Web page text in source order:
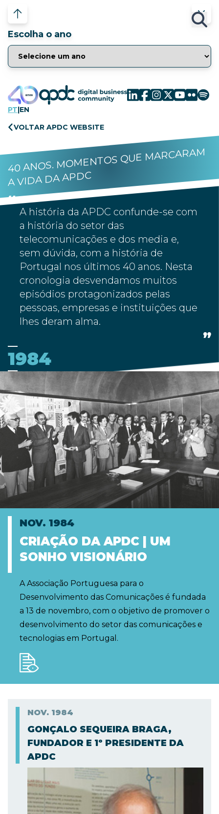
Escolha o ano
PT|EN
VOLTAR APDC WEBSITE
40 ANOS. MOMENTOS QUE MARCARAM
A VIDA DA APDC
A história da APDC confunde-se com
a história do setor das
telecomunicações e dos media e,
sem dúvida, com a história de
Portugal nos últimos 40 anos. Nesta
cronologia desvendamos muitos
episódios protagonizados pelas
pessoas, empresas e instituições que
lhes deram alma.
1984
NOV. 1984
CRIAÇÃO DA APDC | UM
SONHO VISIONÁRIO
A Associação Portuguesa para o
Desenvolvimento das Comunicações é fundada
a 13 de novembro, com o objetivo de promover o
desenvolvimento do setor das comunicações e
tecnologias em Portugal.
NOV. 1984
GONÇALO SEQUEIRA BRAGA,
FUNDADOR E 1º PRESIDENTE DA
APDC